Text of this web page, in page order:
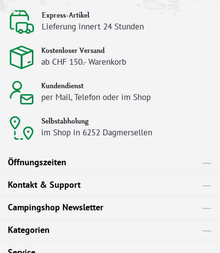
Express-Artikel
Lieferung innert 24 Stunden
Kostenloser Versand
ab CHF 150.- Warenkorb
Kundendienst
per Mail, Telefon oder im Shop
Selbstabholung
im Shop in 6252 Dagmersellen
Öffnungszeiten
Kontakt & Support
Campingshop Newsletter
Kategorien